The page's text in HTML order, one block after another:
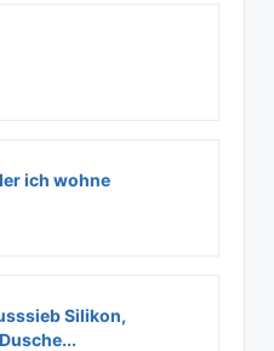
ich wohne
Silikon,